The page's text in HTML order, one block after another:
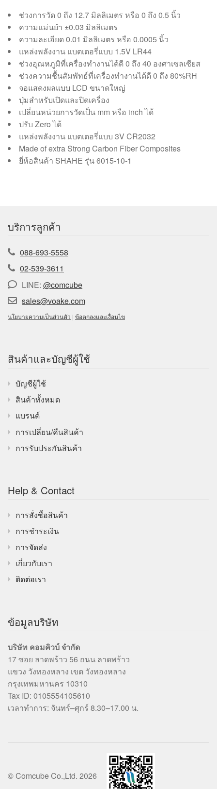
ช่วงการวัด 0 ถึง 12.7 มิลลิเมตร หรือ 0 ถึง 0.5 นิ้ว
ความแม่นยำ ±0.03 มิลลิเมตร
ความละเอียด 0.01 มิลลิเมตร หรือ 0.0005 นิ้ว
แหล่งพลังงาน แบตเตอรี่แบบ 1.5V LR44
ช่วงอุณหภูมิที่เครื่องทำงานได้ดี 0 ถึง 40 องศาเซลเซียส
ช่วงความชื้นสัมพัทธ์ที่เครื่องทำงานได้ดี 0 ถึง 80%RH
จอแสดงผลแบบ LCD ขนาดใหญ่
ปุ่มสำหรับเปิดและปิดเครื่อง
เปลี่ยนหน่วยการวัดเป็น mm หรือ inch ได้
ปรับ Zero ได้
แหล่งพลังงาน แบตเตอรี่แบบ 3V CR2032
Made of extra Strong Carbon Fiber Composites
ยี่ห้อสินค้า SHAHE รุ่น 6015-10-1
บริการลูกค้า
088-693-5558
02-539-3611
LINE: @comcube
sales@voake.com
นโยบายความเป็นส่วนตัว | ข้อตกลงและเงื่อนไข
สินค้าและบัญชีผู้ใช้
บัญชีผู้ใช้
สินค้าทั้งหมด
แบรนด์
การเปลี่ยน/คืนสินค้า
การรับประกันสินค้า
Help & Contact
การสั่งซื้อสินค้า
การชำระเงิน
การจัดส่ง
เกี่ยวกับเรา
ติดต่อเรา
ข้อมูลบริษัท
บริษัท คอมคิวบ์ จำกัด
17 ซอย ลาดพร้าว 56 ถนน ลาดพร้าว
แขวง วังทองหลาง เขต วังทองหลาง
กรุงเทพมหานคร 10310
Tax ID: 0105554105610
เวลาทำการ: จันทร์–ศุกร์ 8.30–17.00 น.
© Comcube Co.,Ltd. 2026